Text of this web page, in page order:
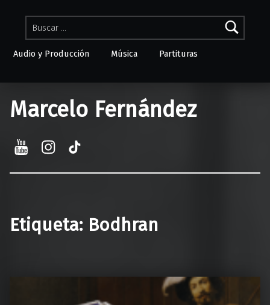
Buscar:
Audio y Producción Música Partituras
Marcelo Fernández
YouTube
Etiqueta: Bodhran